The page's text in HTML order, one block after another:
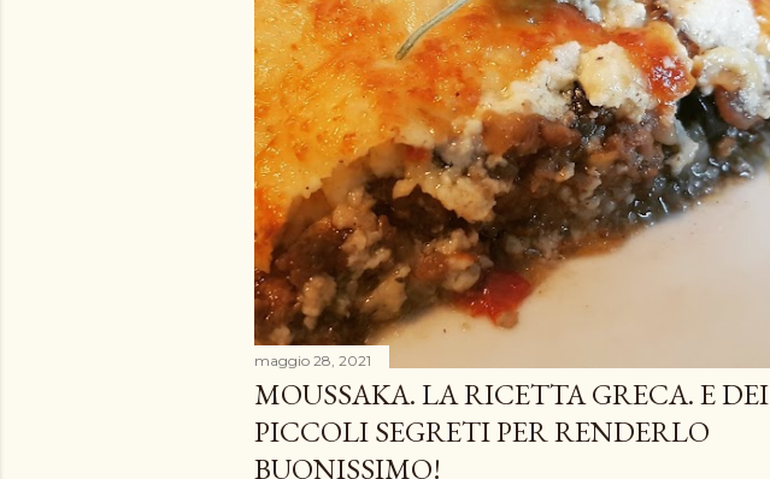
maggio 28, 2021
MOUSSAKA. LA RICETTA GRECA. E DEI
PICCOLI SEGRETI PER RENDERLO
BUONISSIMO!